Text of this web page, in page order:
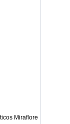
Miraflores,San Borja